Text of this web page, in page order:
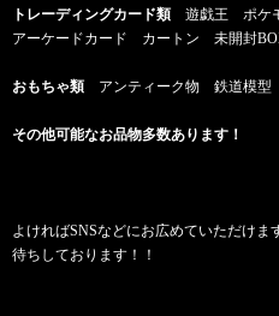
トレーディングカード類 遊戯王 ポケ
アーケードカード カートン 未開封
おもちゃ類 アンティーク物 鉄道模
その他可能なお品物多数あります！
よければSNSなどにお広めていただけ
待ちしております！！